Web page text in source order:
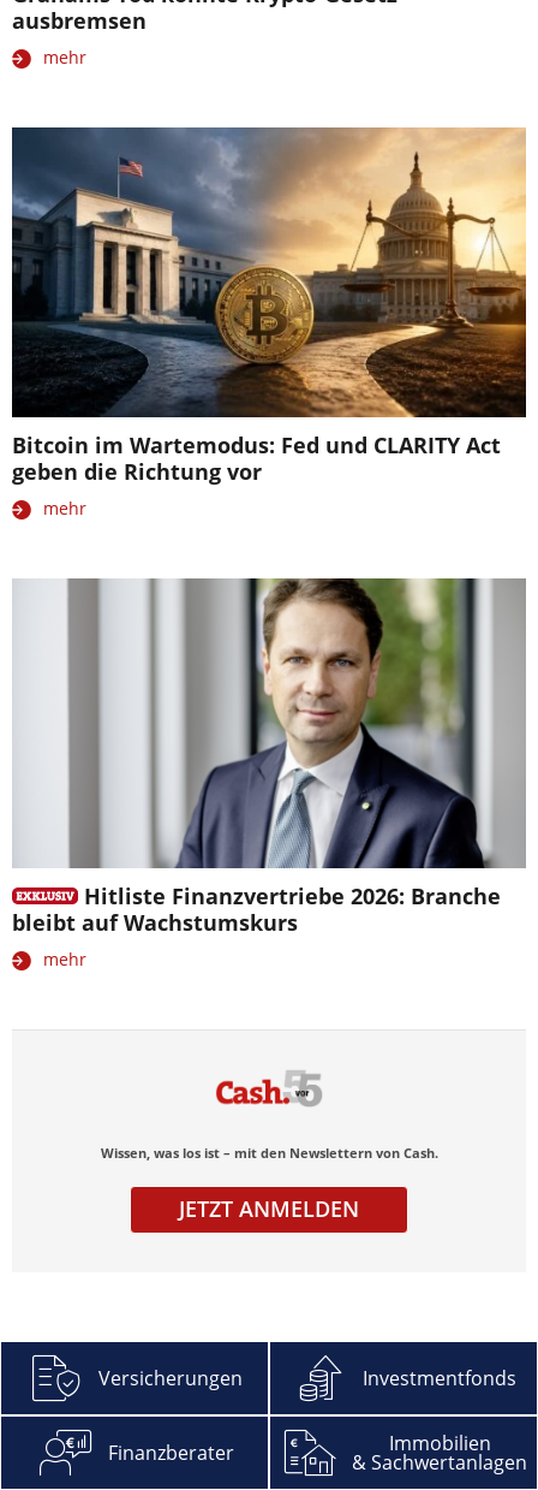
ausbremsen
mehr
Bitcoin im Wartemodus: Fed und CLARITY Act
geben die Richtung vor
mehr
Hitliste Finanzvertriebe 2026: Branche
bleibt auf Wachstumskurs
mehr
Wissen, was los ist – mit den Newslettern von Cash.
JETZT ANMELDEN
AbonnierenVersicherungen Investmentfonds
Finanzberater Immobilien
& Sachwertanlagen